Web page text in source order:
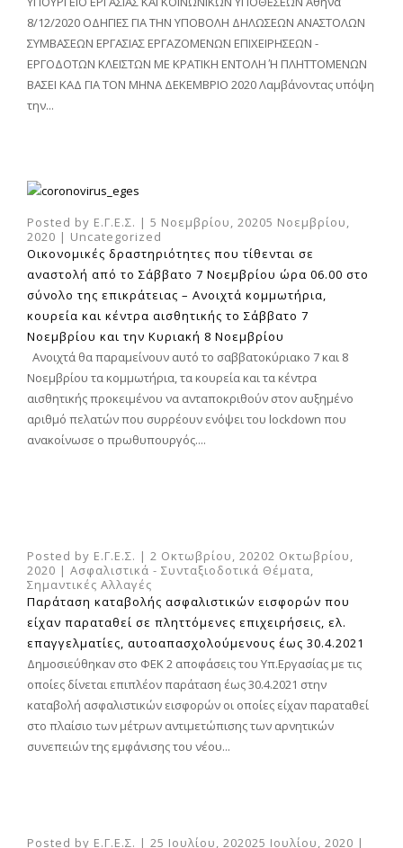
8/12/2020 ΟΔΗΓΙΕΣ ΓΙΑ ΤΗΝ ΥΠΟΒΟΛΗ ΔΗΛΩΣΕΩΝ ΑΝΑΣΤΟΛΩΝ
ΣΥΜΒΑΣΕΩΝ ΕΡΓΑΣΙΑΣ ΕΡΓΑΖΟΜΕΝΩΝ ΕΠΙΧΕΙΡΗΣΕΩΝ -
ΕΡΓΟΔΟΤΩΝ ΚΛΕΙΣΤΩΝ ΜΕ ΚΡΑΤΙΚΗ ΕΝΤΟΛΗ Ή ΠΛΗΤΤΟΜΕΝΩΝ
ΒΑΣΕΙ ΚΑΔ ΓΙΑ ΤΟΝ ΜΗΝΑ ΔΕΚΕΜΒΡΙΟ 2020 Λαμβάνοντας υπόψη
την...
Posted by Ε.Γ.Ε.Σ. | 5 Νοεμβρίου, 20205 Νοεμβρίου,
2020 | Uncategorized
Οικονομικές δραστηριότητες που τίθενται σε
αναστολή από το Σάββατο 7 Νοεμβρίου ώρα 06.00 στο
σύνολο της επικράτειας – Ανοιχτά κομμωτήρια,
κουρεία και κέντρα αισθητικής το Σάββατο 7
Νοεμβρίου και την Κυριακή 8 Νοεμβρίου
Ανοιχτά θα παραμείνουν αυτό το σαββατοκύριακο 7 και 8
Νοεμβρίου τα κομμωτήρια, τα κουρεία και τα κέντρα
αισθητικής προκειμένου να ανταποκριθούν στον αυξημένο
αριθμό πελατών που συρρέουν ενόψει του lockdown που
ανακοίνωσε ο πρωθυπουργός....
Posted by Ε.Γ.Ε.Σ. | 2 Οκτωβρίου, 20202 Οκτωβρίου,
2020 | Ασφαλιστικά - Συνταξιοδοτικά Θέματα,
Σημαντικές Αλλαγές
Παράταση καταβολής ασφαλιστικών εισφορών που
είχαν παραταθεί σε πληττόμενες επιχειρήσεις, ελ.
επαγγελματίες, αυτοαπασχολούμενους έως 30.4.2021
Δημοσιεύθηκαν στο ΦΕΚ 2 αποφάσεις του Υπ.Εργασίας με τις
οποίες δίνεται επιπλέον παράταση έως 30.4.2021 στην
καταβολή ασφαλιστικών εισφορών οι οποίες είχαν παραταθεί
στο πλαίσιο των μέτρων αντιμετώπισης των αρνητικών
συνεπειών της εμφάνισης του νέου...
Posted by Ε.Γ.Ε.Σ. | 25 Ιουλίου, 202025 Ιουλίου, 2020 |